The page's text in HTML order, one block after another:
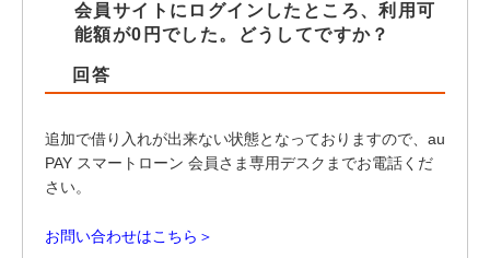
会員サイトにログインしたところ、利用可
能額が0円でした。どうしてですか？
追加で借り入れが出来ない状態となっておりますので、au
PAY スマートローン 会員さま専用デスクまでお電話くだ
さい。
お問い合わせはこちら＞